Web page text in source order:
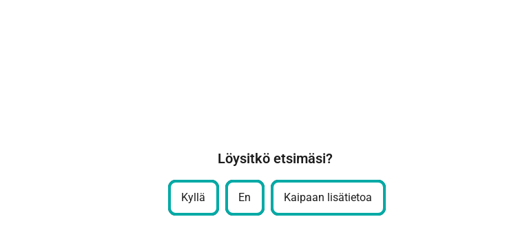
Löysitkö etsimäsi?
Kyllä En Kaipaan lisätietoa